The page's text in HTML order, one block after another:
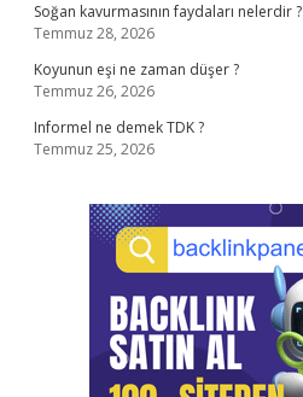
Soğan kavurmasının faydaları nelerdir ?
Temmuz 28, 2026
Koyunun eşi ne zaman düşer ?
Temmuz 26, 2026
Informel ne demek TDK ?
Temmuz 25, 2026